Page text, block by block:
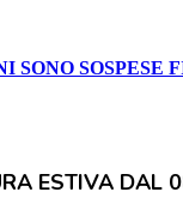
SONO SOSPESE
ESTIVA DAL